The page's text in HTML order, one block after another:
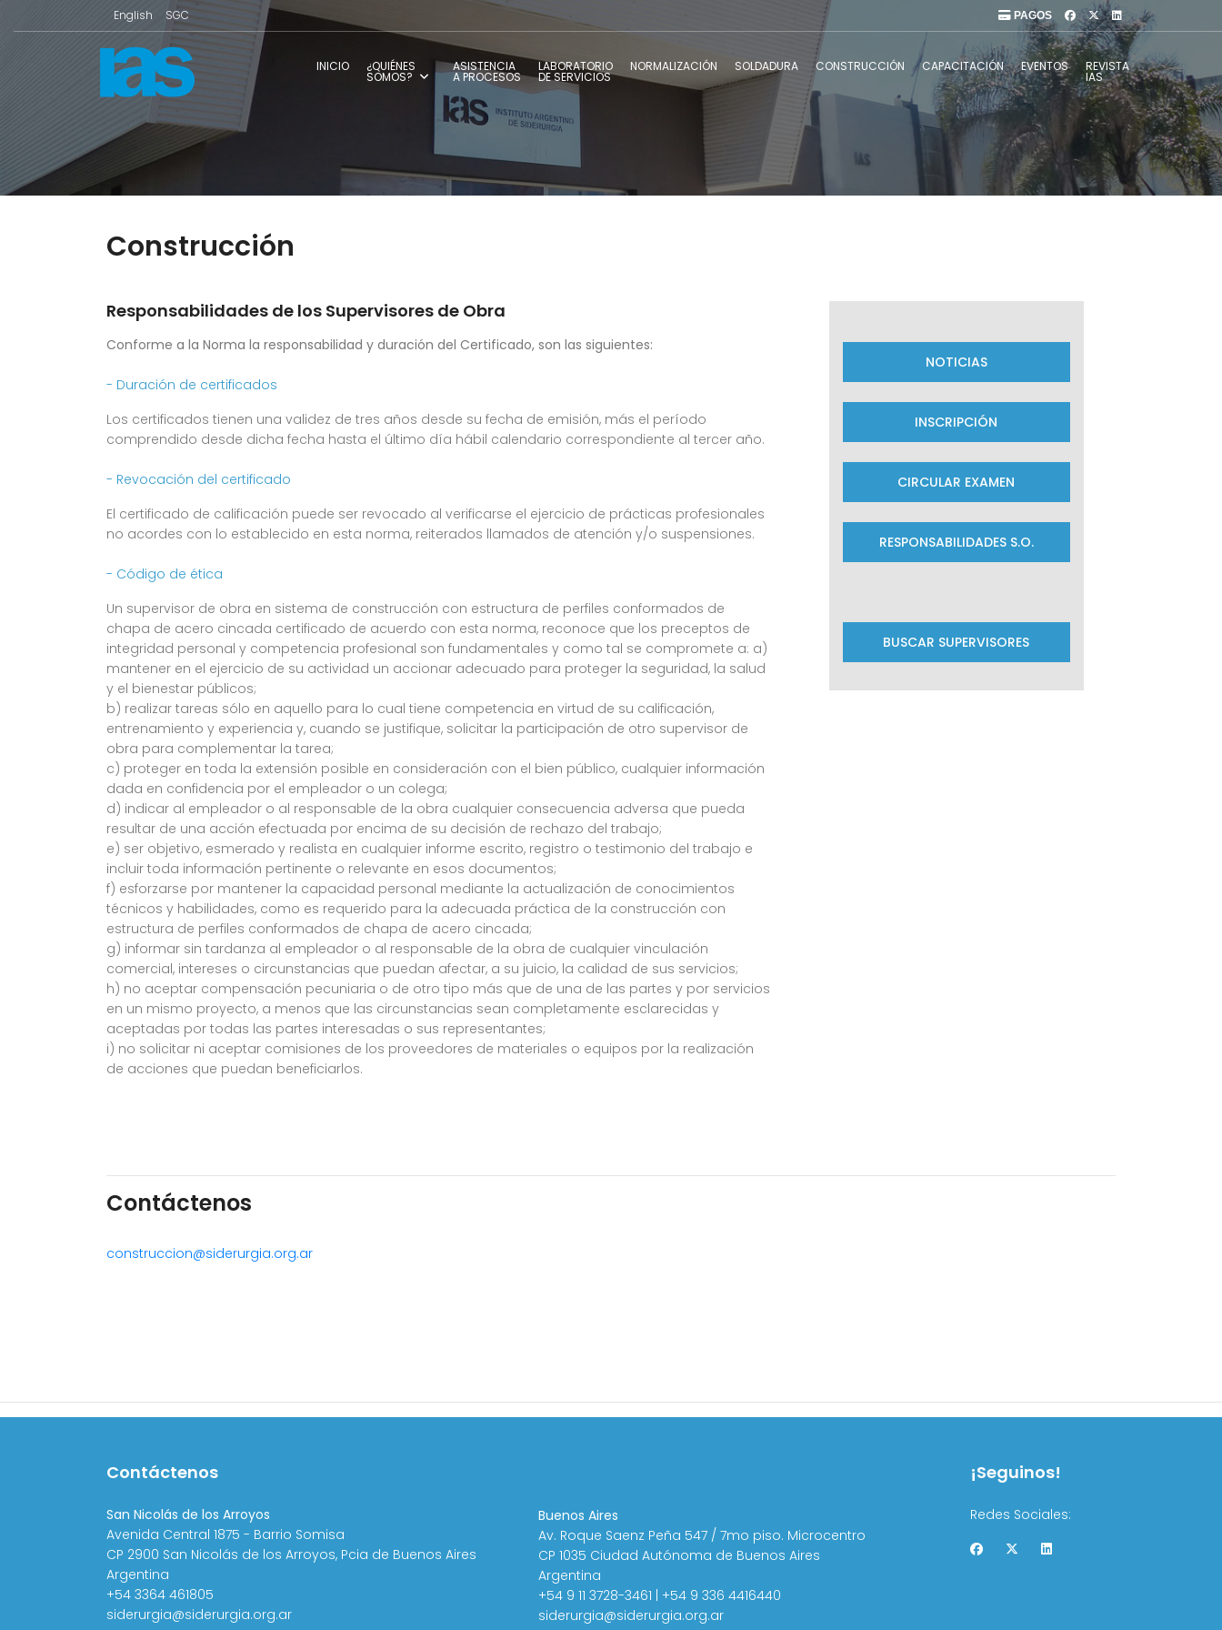
English SGC PAGOS
INICIO ¿QUIÉNES
SOMOS?
ASISTENCIA
A PROCESOS
LABORATORIO
DE SERVICIOS
NORMALIZACIÓN SOLDADURA CONSTRUCCIÓN CAPACITACIÓN EVENTOS REVISTA
IAS
Construcción
Responsabilidades de los Supervisores de Obra
Conforme a la Norma la responsabilidad y duración del Certificado, son las siguientes:
- Duración de certificados
Los certificados tienen una validez de tres años desde su fecha de emisión, más el período
comprendido desde dicha fecha hasta el último día hábil calendario correspondiente al tercer año.
- Revocación del certificado
El certificado de calificación puede ser revocado al verificarse el ejercicio de prácticas profesionales
no acordes con lo establecido en esta norma, reiterados llamados de atención y/o suspensiones.
- Código de ética
Un supervisor de obra en sistema de construcción con estructura de perfiles conformados de
chapa de acero cincada certificado de acuerdo con esta norma, reconoce que los preceptos de
integridad personal y competencia profesional son fundamentales y como tal se compromete a: a)
mantener en el ejercicio de su actividad un accionar adecuado para proteger la seguridad, la salud
y el bienestar públicos;
b) realizar tareas sólo en aquello para lo cual tiene competencia en virtud de su calificación,
entrenamiento y experiencia y, cuando se justifique, solicitar la participación de otro supervisor de
obra para complementar la tarea;
c) proteger en toda la extensión posible en consideración con el bien público, cualquier información
dada en confidencia por el empleador o un colega;
d) indicar al empleador o al responsable de la obra cualquier consecuencia adversa que pueda
resultar de una acción efectuada por encima de su decisión de rechazo del trabajo;
e) ser objetivo, esmerado y realista en cualquier informe escrito, registro o testimonio del trabajo e
incluir toda información pertinente o relevante en esos documentos;
f) esforzarse por mantener la capacidad personal mediante la actualización de conocimientos
técnicos y habilidades, como es requerido para la adecuada práctica de la construcción con
estructura de perfiles conformados de chapa de acero cincada;
g) informar sin tardanza al empleador o al responsable de la obra de cualquier vinculación
comercial, intereses o circunstancias que puedan afectar, a su juicio, la calidad de sus servicios;
h) no aceptar compensación pecuniaria o de otro tipo más que de una de las partes y por servicios
en un mismo proyecto, a menos que las circunstancias sean completamente esclarecidas y
aceptadas por todas las partes interesadas o sus representantes;
i) no solicitar ni aceptar comisiones de los proveedores de materiales o equipos por la realización
de acciones que puedan beneficiarlos.
NOTICIAS
INSCRIPCIÓN
CIRCULAR EXAMEN
RESPONSABILIDADES S.O.
BUSCAR SUPERVISORES
Contáctenos
construccion@siderurgia.org.ar
Contáctenos
San Nicolás de los Arroyos
Avenida Central 1875 - Barrio Somisa
CP 2900 San Nicolás de los Arroyos, Pcia de Buenos Aires
Argentina
+54 3364 461805
siderurgia@siderurgia.org.ar
Buenos Aires
Av. Roque Saenz Peña 547 / 7mo piso. Microcentro
CP 1035 Ciudad Autónoma de Buenos Aires
Argentina
+54 9 11 3728-3461 | +54 9 336 4416440
siderurgia@siderurgia.org.ar
¡Seguinos!
Redes Sociales: